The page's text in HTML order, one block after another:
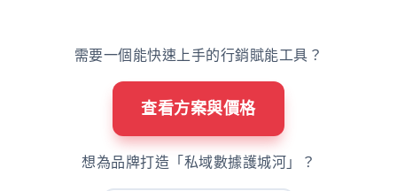
需要一個能快速上手的行銷賦能工具？
查看方案與價格
想為品牌打造「私域數據護城河」？